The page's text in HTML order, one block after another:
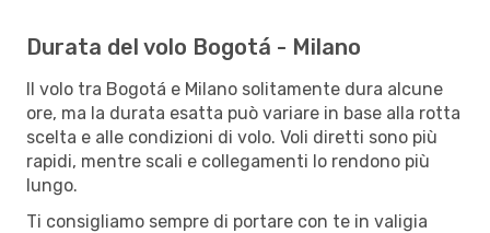
Durata del volo Bogotá - Milano
Il volo tra Bogotá e Milano solitamente dura alcune
ore, ma la durata esatta può variare in base alla rotta
scelta e alle condizioni di volo. Voli diretti sono più
rapidi, mentre scali e collegamenti lo rendono più
lungo.
Ti consigliamo sempre di portare con te in valigia